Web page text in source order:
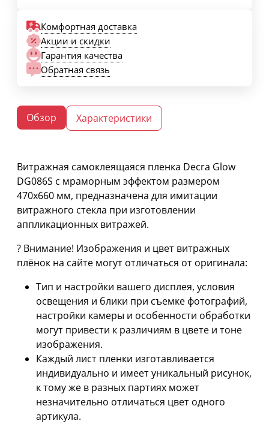
Комфортная доставка
Акции и скидки
Гарантия качества
Обратная связь
Обзор Характеристики
Витражная самоклеящаяся пленка Decra Glow
DG086S с мраморным эффектом размером
470х660 мм, предназначена для имитации
витражного стекла при изготовлении
аппликационных витражей.
? Внимание! Изображения и цвет витражных
плёнок на сайте могут отличаться от оригинала:
Тип и настройки вашего дисплея, условия
освещения и блики при съемке фотографий,
настройки камеры и особенности обработки
могут привести к различиям в цвете и тоне
изображения.
Каждый лист пленки изготавливается
индивидуально и имеет уникальный рисунок,
к тому же в разных партиях может
незначительно отличаться цвет одного
артикула.